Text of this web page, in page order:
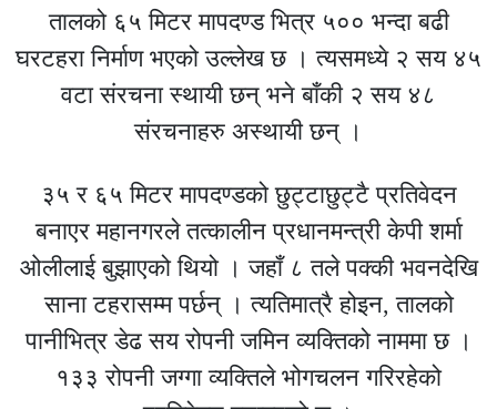
तालको ६५ मिटर मापदण्ड भित्र ५०० भन्दा बढी
घरटहरा निर्माण भएको उल्लेख छ । त्यसमध्ये २ सय ४५
वटा संरचना स्थायी छन् भने बाँकी २ सय ४८
संरचनाहरु अस्थायी छन् ।
३५ र ६५ मिटर मापदण्डको छुट्टाछुट्टै प्रतिवेदन
बनाएर महानगरले तत्कालीन प्रधानमन्त्री केपी शर्मा
ओलीलाई बुझाएको थियो । जहाँ ८ तले पक्की भवनदेखि
साना टहरासम्म पर्छन् । त्यतिमात्रै होइन, तालको
पानीभित्र डेढ सय रोपनी जमिन व्यक्तिको नाममा छ ।
१३३ रोपनी जग्गा व्यक्तिले भोगचलन गरिरहेको